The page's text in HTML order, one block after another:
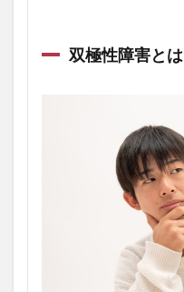
双極性障害と